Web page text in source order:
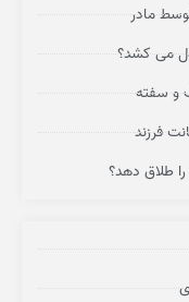
مادر
می کشد؟
و سفته
فرزند
طلاق دهد؟